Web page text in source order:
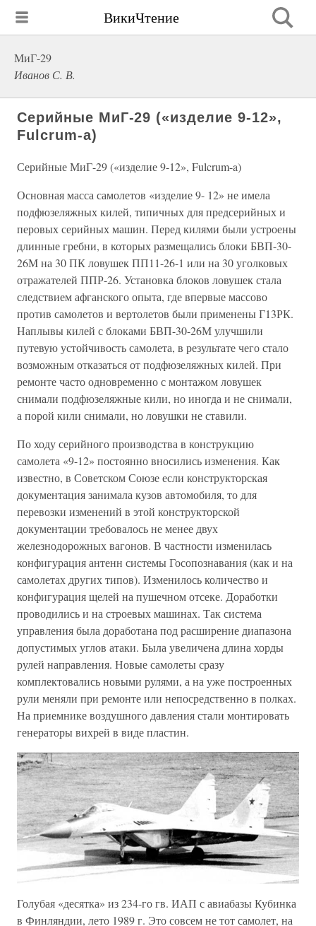
ВикиЧтение
МиГ-29
Иванов С. В.
Серийные МиГ-29 («изделие 9-12»,
Fulcrum-a)
Серийные МиГ-29 («изделие 9-12», Fulcrum-a)
Основная масса самолетов «изделие 9- 12» не имела
подфюзеляжных килей, типичных для предсерийных и
перовых серийных машин. Перед килями были устроены
длинные гребни, в которых размещались блоки БВП-30-
26М на 30 ПК ловушек ПП11-26-1 или на 30 уголковых
отражателей ППР-26. Установка блоков ловушек стала
следствием афганского опыта, где впервые массово
против самолетов и вертолетов были применены Г13РК.
Наплывы килей с блоками БВП-30-26М улучшили
путевую устойчивость самолета, в результате чего стало
возможным отказаться от подфюзеляжных килей. При
ремонте часто одновременно с монтажом ловушек
снимали подфюзеляжные кили, но иногда и не снимали,
а порой кили снимали, но ловушки не ставили.
По ходу серийного производства в конструкцию
самолета «9-12» постоянно вносились изменения. Как
известно, в Советском Союзе если конструкторская
документация занимала кузов автомобиля, то для
перевозки изменений в этой конструкторской
документации требовалось не менее двух
железнодорожных вагонов. В частности изменилась
конфигурация антенн системы Госопознавания (как и на
самолетах других типов). Изменилось количество и
конфигурация щелей на пушечном отсеке. Доработки
проводились и на строевых машинах. Так система
управления была доработана под расширение диапазона
допустимых углов атаки. Была увеличена длина хорды
рулей направления. Новые самолеты сразу
комплектовались новыми рулями, а на уже построенных
рули меняли при ремонте или непосредственно в полках.
На приемнике воздушного давления стали монтировать
генераторы вихрей в виде пластин.
Голубая «десятка» из 234-го гв. ИАП с авиабазы Кубинка
в Финляндии, лето 1989 г. Это совсем не тот самолет, на